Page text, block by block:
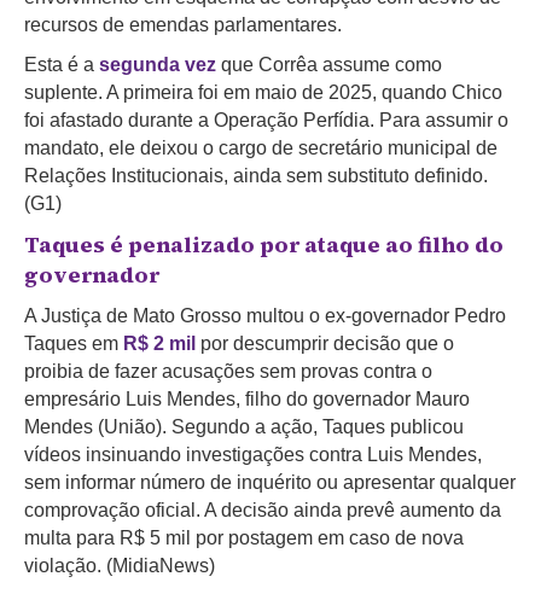
recursos de emendas parlamentares.
Esta é a segunda vez que Corrêa assume como
suplente. A primeira foi em maio de 2025, quando Chico
foi afastado durante a Operação Perfídia. Para assumir o
mandato, ele deixou o cargo de secretário municipal de
Relações Institucionais, ainda sem substituto definido.
(G1)
Taques é penalizado por ataque ao filho do
governador
A Justiça de Mato Grosso multou o ex-governador Pedro
Taques em R$ 2 mil por descumprir decisão que o
proibia de fazer acusações sem provas contra o
empresário Luis Mendes, filho do governador Mauro
Mendes (União). Segundo a ação, Taques publicou
vídeos insinuando investigações contra Luis Mendes,
sem informar número de inquérito ou apresentar qualquer
comprovação oficial. A decisão ainda prevê aumento da
multa para R$ 5 mil por postagem em caso de nova
violação. (MidiaNews)